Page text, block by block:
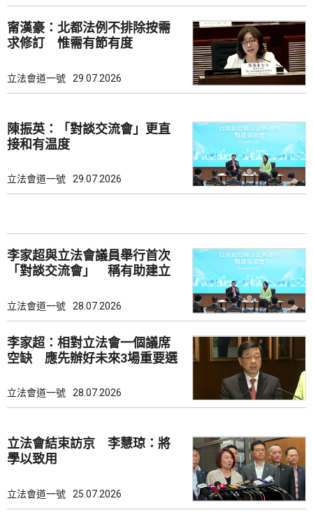
甯漢豪：北都法例不排除按需
求修訂 惟需有節有度
立法會道一號 29.07.2026
陳振英：「對談交流會」更直
接和有温度
立法會道一號 29.07.2026
李家超與立法會議員舉行首次
「對談交流會」 稱有助建立
立法會道一號 28.07.2026
李家超：相對立法會一個議席
空缺 應先辦好未來3場重要選
立法會道一號 28.07.2026
立法會結束訪京 李慧琼：將
學以致用
立法會道一號 25.07.2026